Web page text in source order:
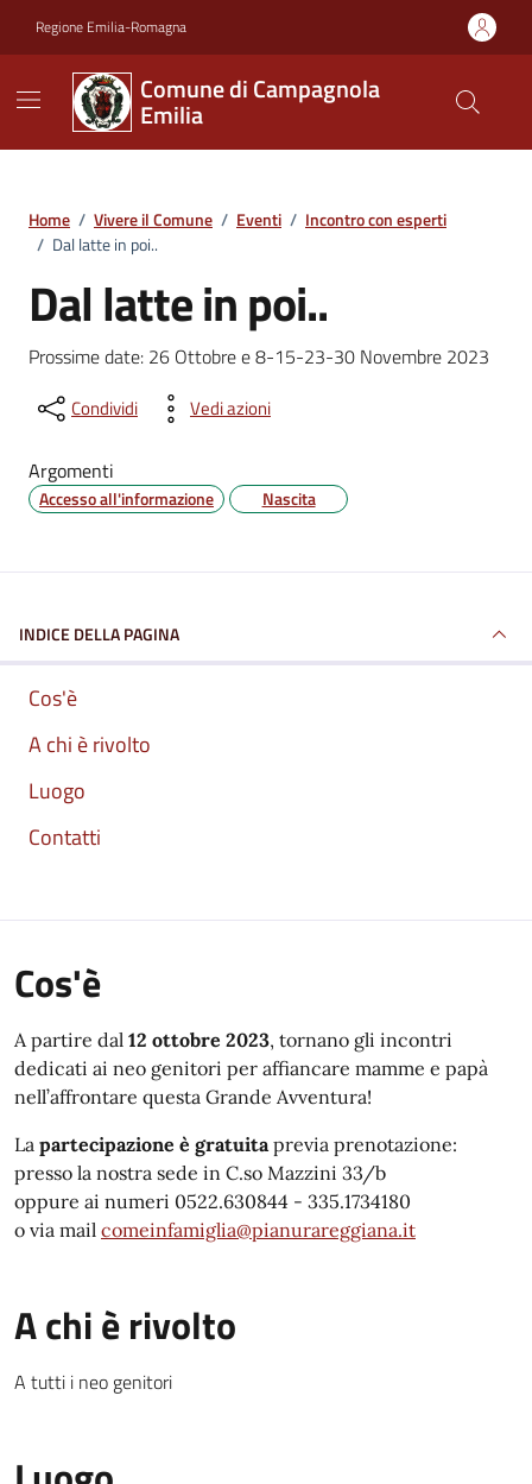
Regione Emilia-Romagna
Comune di Campagnola
Emilia
Home / Vivere il Comune / Eventi / Incontro con esperti
/ Dal latte in poi..
Dal latte in poi..
Prossime date: 26 Ottobre e 8-15-23-30 Novembre 2023
Condividi Vedi azioni
Argomenti
Accesso all'informazione Nascita
INDICE DELLA PAGINA
Cos'è
A chi è rivolto
Luogo
Contatti
Cos'è
A partire dal 12 ottobre 2023, tornano gli incontri
dedicati ai neo genitori per affiancare mamme e papà
nell’affrontare questa Grande Avventura!
La partecipazione è gratuitaprevia prenotazione:
presso la nostra sede in C.so Mazzini 33/b
oppure ai numeri 0522.630844 - 335.1734180
o via mail comeinfamiglia@pianurareggiana.it
A chi è rivolto
A tutti i neo genitori